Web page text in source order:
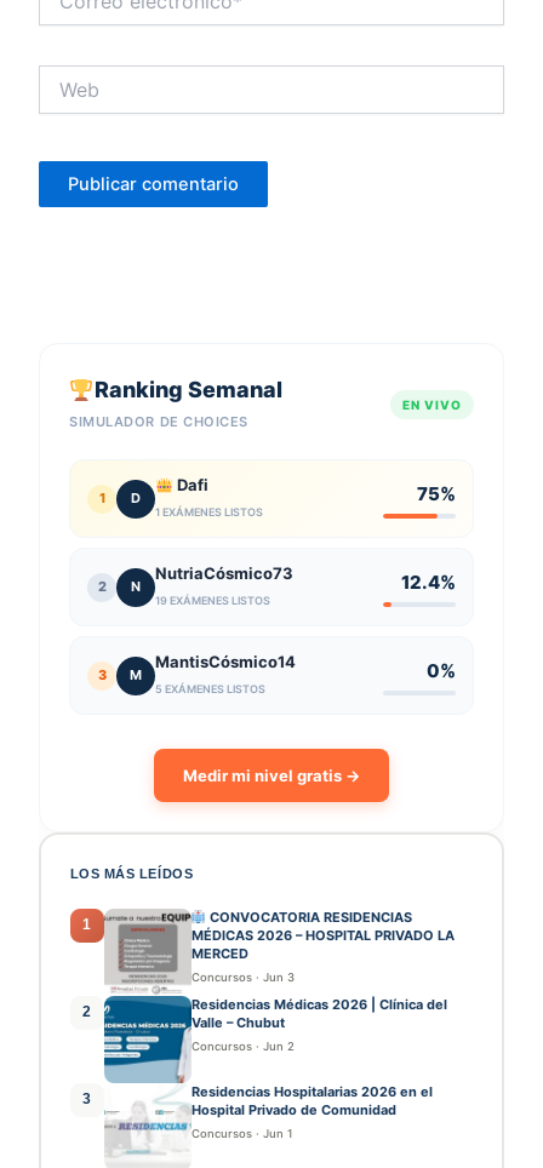
electrónico*
Ranking Semanal
SIMULADOR DE CHOICES
EN VIVO
1 D
Dafi
1 EXÁMENES LISTOS
75%
2 N
NutriaCósmico73
19 EXÁMENES LISTOS
12.4%
3 M
MantisCósmico14
5 EXÁMENES LISTOS
0%
Medir mi nivel gratis →
LOS MÁS LEÍDOS
1
CONVOCATORIA RESIDENCIAS
MÉDICAS 2026 – HOSPITAL PRIVADO LA
MERCED
Concursos · Jun 3
2
Residencias Médicas 2026 | Clínica del
Valle – Chubut
Concursos · Jun 2
3
Residencias Hospitalarias 2026 en el
Hospital Privado de Comunidad
Concursos · Jun 1